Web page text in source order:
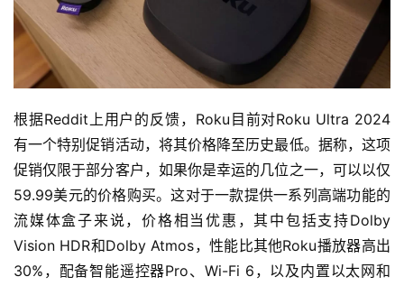
根据Reddit上用户的反馈，Roku目前对Roku Ultra 2024
有一个特别促销活动，将其价格降至历史最低。据称，这项
促销仅限于部分客户，如果你是幸运的几位之一，可以以仅
59.99美元的价格购买。这对于一款提供一系列高端功能的
流媒体盒子来说，价格相当优惠，其中包括支持Dolby
Vision HDR和Dolby Atmos，性能比其他Roku播放器高出
30%，配备智能遥控器Pro、Wi-Fi 6，以及内置以太网和